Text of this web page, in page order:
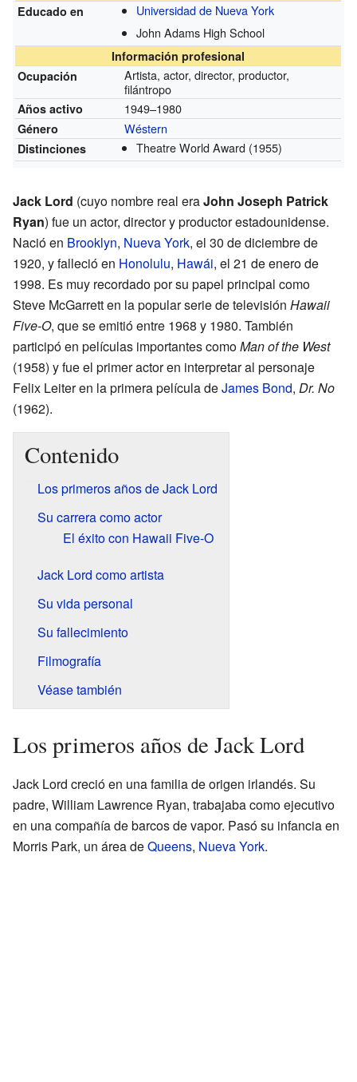
Educado en
Universidad de Nueva York
John Adams High School
Información profesional
Ocupación
Artista, actor, director, productor,
filántropo
Años activo 1949–1980
Género Wéstern
Distinciones Theatre World Award (1955)
Jack Lord (cuyo nombre real eraJohn Joseph Patrick
Ryan) fue un actor, director y productor estadounidense.
Nació en Brooklyn, Nueva York, el 30 de diciembre de
1920, y falleció en Honolulu, Hawái, el 21 de enero de
1998. Es muy recordado por su papel principal como
Steve McGarrett en la popular serie de televisión Hawaii
Five-O, que se emitió entre 1968 y 1980. También
participó en películas importantes comoMan of the West
(1958) y fue el primer actor en interpretar al personaje
Felix Leiter en la primera película deJames Bond, Dr. No
(1962).
Contenido
Los primeros años de Jack Lord
Su carrera como actor
El éxito con Hawaii Five-O
Jack Lord como artista
Su vida personal
Su fallecimiento
Filmografía
Véase también
Los primeros años de Jack Lord
Jack Lord creció en una familia de origen irlandés. Su
padre, William Lawrence Ryan, trabajaba como ejecutivo
en una compañía de barcos de vapor. Pasó su infancia en
Morris Park, un área deQueens, Nueva York.